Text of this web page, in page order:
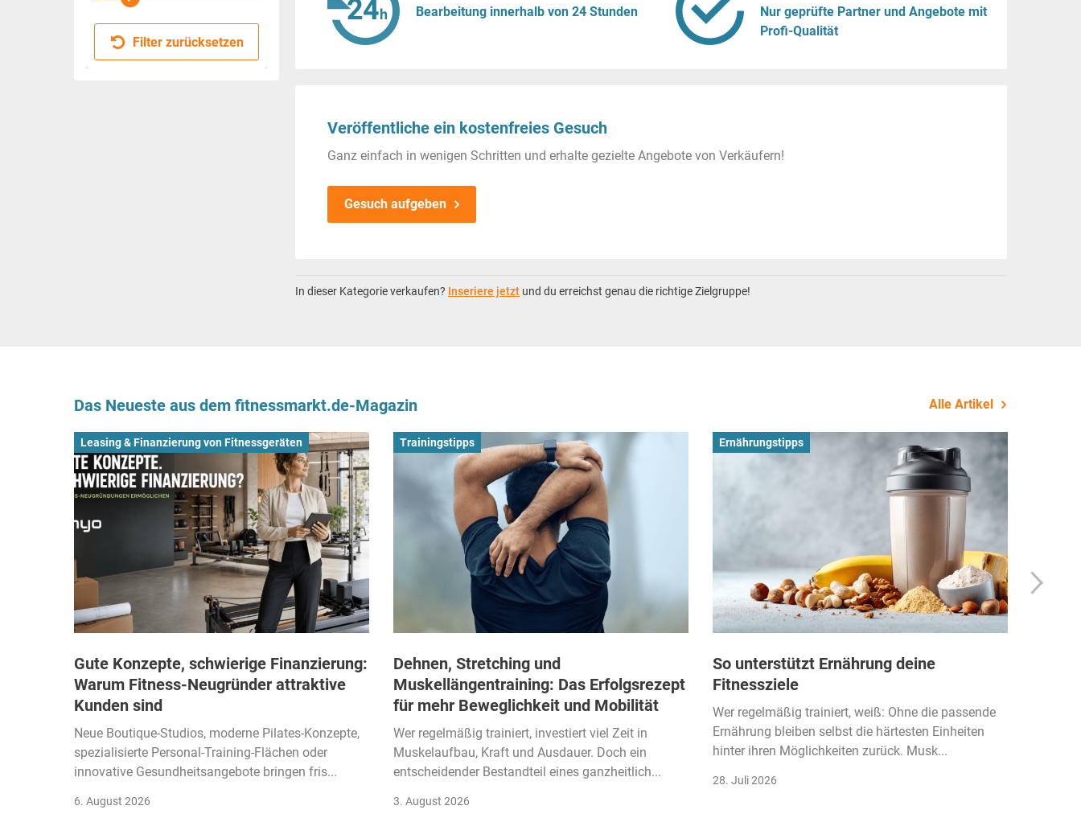
Filter zurücksetzen
Bearbeitung innerhalb von 24 Stunden
Nur geprüfte Partner und Angebote mit
Profi-Qualität
Veröffentliche ein kostenfreies Gesuch
Ganz einfach in wenigen Schritten und erhalte gezielte Angebote von Verkäufern!
Gesuch aufgeben
In dieser Kategorie verkaufen? Inseriere jetzt und du erreichst genau die richtige Zielgruppe!
Das Neueste aus dem fitnessmarkt.de-Magazin Alle Artikel
Leasing & Finanzierung von Fitnessgeräten
Gute Konzepte, schwierige Finanzierung:
Warum Fitness-Neugründer attraktive
Kunden sind
Neue Boutique-Studios, moderne Pilates-Konzepte,
spezialisierte Personal-Training-Flächen oder
innovative Gesundheitsangebote bringen fris...
6. August 2026
Trainingstipps
Dehnen, Stretching und
Muskellängentraining: Das Erfolgsrezept
für mehr Beweglichkeit und Mobilität
Wer regelmäßig trainiert, investiert viel Zeit in
Muskelaufbau, Kraft und Ausdauer. Doch ein
entscheidender Bestandteil eines ganzheitlich...
3. August 2026
Ernährungstipps
So unterstützt Ernährung deine
Fitnessziele
Wer regelmäßig trainiert, weiß: Ohne die passende
Ernährung bleiben selbst die härtesten Einheiten
hinter ihren Möglichkeiten zurück. Musk...
28. Juli 2026